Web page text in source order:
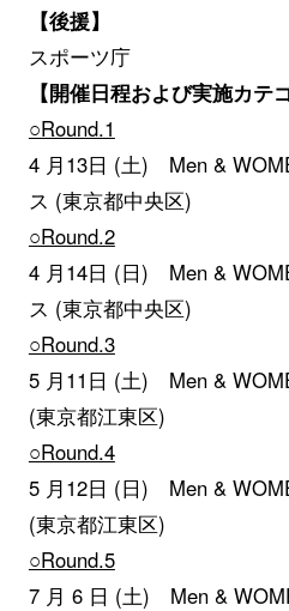
【後援】
スポーツ庁
【開催日程および実施カテ
○Round.1
4 月13日 (土) Men &
ス (東京都中央区)
○Round.2
4 月14日 (日) Men &
ス (東京都中央区)
○Round.3
5 月11日 (土) Men &
(東京都江東区)
○Round.4
5 月12日 (日) Men &
(東京都江東区)
○Round.5
7 月 6 日 (土) Men &